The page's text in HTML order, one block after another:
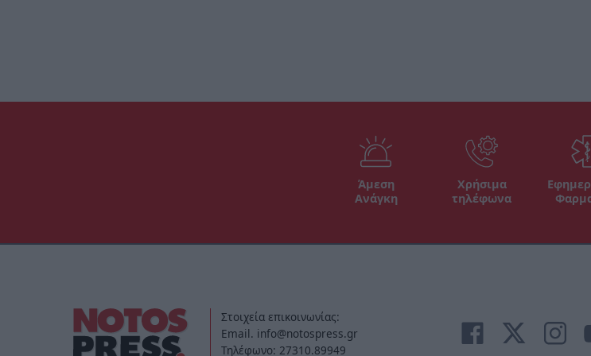
Άμεση
Ανάγκη
Χρήσιμα
τηλέφωνα
Στοιχεία επικοινωνίας:
Email. info@notospress.gr
Τηλέφωνο: 27310.89949